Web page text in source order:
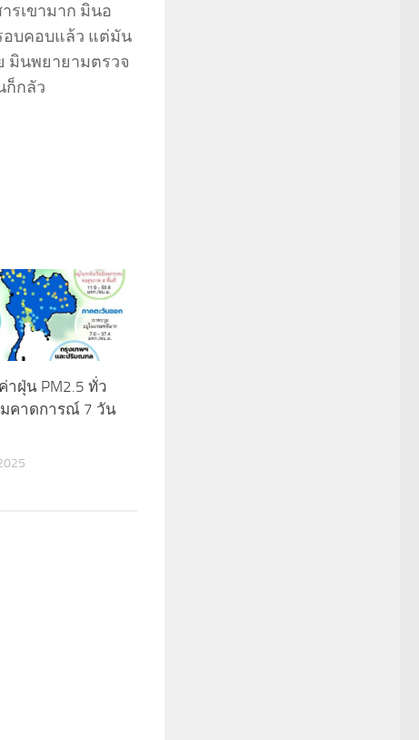
รเขามาก มินอ
อบคอบแล้ว แต่มัน
มินพยายามตรวจ
ก็กลัว
าฝุ่น PM2.5 ทั่ว
คาดการณ์ 7 วัน